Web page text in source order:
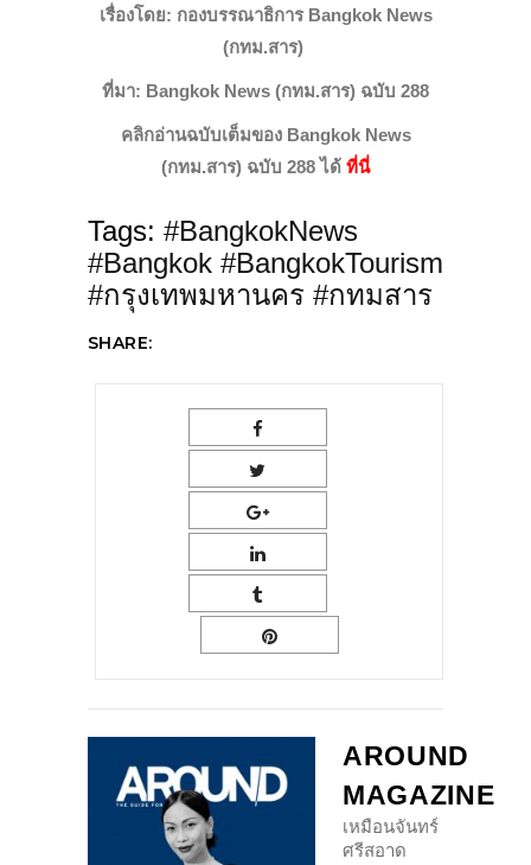
เรื่องโดย: กองบรรณาธิการ Bangkok News
(กทม.สาร)
ที่มา: Bangkok News (กทม.สาร) ฉบับ 288
คลิกอ่านฉบับเต็มของ Bangkok News
(กทม.สาร) ฉบับ 288 ได้ ที่นี่
Tags: #BangkokNews
#Bangkok #BangkokTourism
#กรุงเทพมหานคร #กทมสาร
SHARE:
AROUND
MAGAZINE
เหมือนจันทร์
ศรีสอาด